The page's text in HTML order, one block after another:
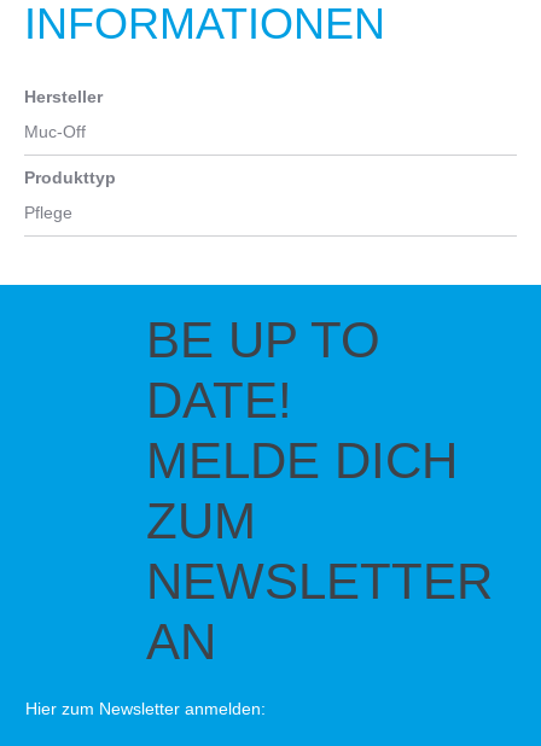
INFORMATIONEN
Hersteller
Muc-Off
Produkttyp
Pflege
BE UP TO
DATE!
MELDE DICH
ZUM
NEWSLETTER
AN
Hier zum Newsletter anmelden: